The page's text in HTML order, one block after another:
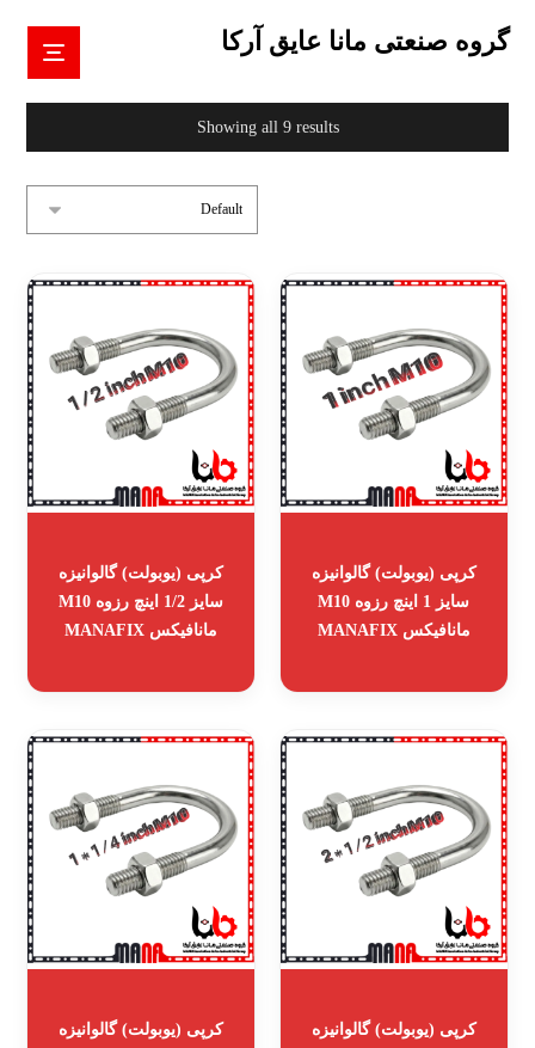
گروه صنعتی مانا عایق آرکا
Showing all 9 results
کرپی (یوبولت) گالوانیزه
سایز 1 اینچ رزوه M10
مانافیکس MANAFIX
کرپی (یوبولت) گالوانیزه
سایز 1/2 اینچ رزوه M10
مانافیکس MANAFIX
کرپی (یوبولت) گالوانیزه
کرپی (یوبولت) گالوانیزه